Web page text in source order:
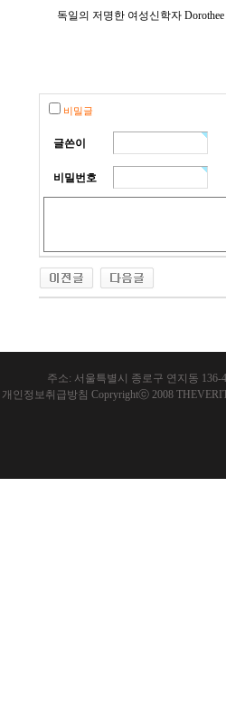
독일의 저명한 여성신학자
비밀글
글쓴이
비밀번호
주소: 서울특별시 종로구 연지동 136-
개인정보취급방침 Copryrightⓒ 2008